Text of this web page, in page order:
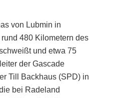
von Lubmin in
480 Kilometern des
und etwa 75
der Gascade
Till Backhaus (SPD) in
bei Radeland